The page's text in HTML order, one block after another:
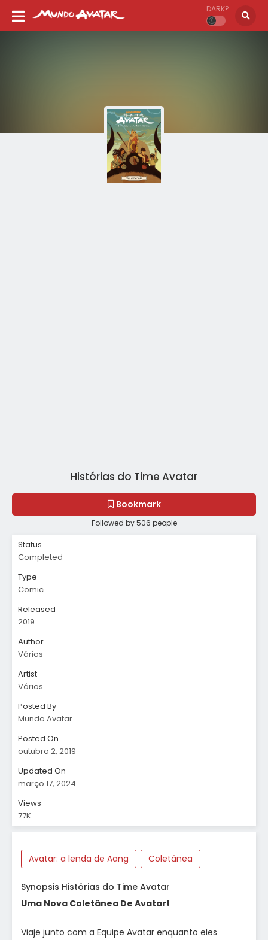
DARK?
Histórias do Time Avatar
Bookmark
Followed by 506 people
Status
Completed
Type
Comic
Released
2019
Author
Vários
Artist
Vários
Posted By
Mundo Avatar
Posted On
outubro 2, 2019
Updated On
março 17, 2024
Views
77K
Avatar: a lenda de Aang Coletânea
Synopsis Histórias do Time Avatar
Uma Nova Coletânea De Avatar!
Viaje junto com a Equipe Avatar enquanto eles